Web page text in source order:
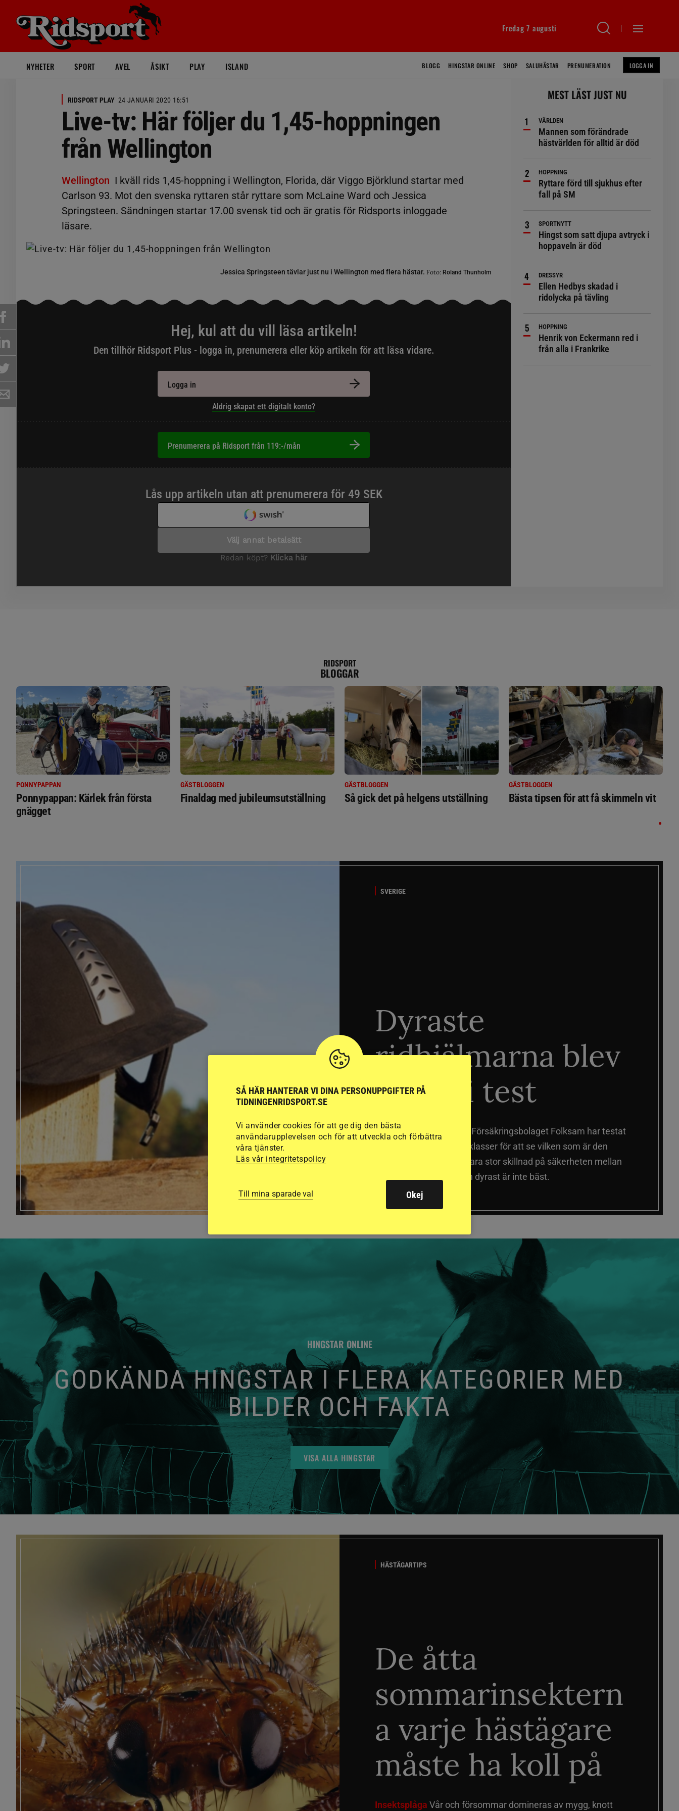
Fredag 7 augusti
NYHETER SPORT AVEL ÅSIKT PLAY ISLAND BLOGG HINGSTAR ONLINE SHOP SALUHÄSTAR PRENUMERATION LOGGA IN
RIDSPORT PLAY 24 JANUARI 2020 16:51
Live-tv: Här följer du 1,45-hoppningen
från Wellington
Wellington I kväll rids 1,45-hoppning i Wellington, Florida, där Viggo Björklund startar med
Carlson 93. Mot den svenska ryttaren står ryttare som McLaine Ward och Jessica
Springsteen. Sändningen startar 17.00 svensk tid och är gratis för Ridsports inloggade
läsare.
Jessica Springsteen tävlar just nu i Wellington med flera hästar. Foto: Roland Thunholm
Hej, kul att du vill läsa artikeln!
Den tillhör Ridsport Plus - logga in, prenumerera eller köp artikeln för att läsa vidare.
Logga in
Aldrig skapat ett digitalt konto?
Prenumerera på Ridsport från 119:-/mån
MEST LÄST JUST NU
VÄRLDEN
Mannen som förändrade
hästvärlden för alltid är död
HOPPNING
Ryttare förd till sjukhus efter
fall på SM
SPORTNYTT
Hingst som satt djupa avtryck i
hoppaveln är död
DRESSYR
Ellen Hedbys skadad i
ridolycka på tävling
HOPPNING
Henrik von Eckermann red i
från alla i Frankrike
RIDSPORT
BLOGGAR
PONNYPAPPAN
Ponnypappan: Kärlek från första
gnägget
GÄSTBLOGGEN
Finaldag med jubileumsutställning
GÄSTBLOGGEN
Så gick det på helgens utställning
GÄSTBLOGGEN
Bästa tipsen för att få skimmeln vit
SVERIGE
Dyraste
ridhjälmarna blev
sämst i test
Stort test av ridhjälmar Försäkringsbolaget Folksam har testat
15 ridhjälmar i olika prisklasser för att se vilken som är den
säkraste. Det visar sig vara stor skillnad på säkerheten mellan
de olika hjälmarna – och dyrast är inte bäst.
HINGSTAR ONLINE
GODKÄNDA HINGSTAR I FLERA KATEGORIER MED
BILDER OCH FAKTA
VISA ALLA HINGSTAR
HÄSTÄGARTIPS
De åtta
sommarinsektern
a varje hästägare
måste ha koll på
Insektsplåga Vår och försommar domineras av mygg, knott
SÅ HÄR HANTERAR VI DINA PERSONUPPGIFTER PÅ
TIDNINGENRIDSPORT.SE
Vi använder cookies för att ge dig den bästa
användarupplevelsen och för att utveckla och förbättra
våra tjänster.
Läs vår integritetspolicy
Till mina sparade val Okej